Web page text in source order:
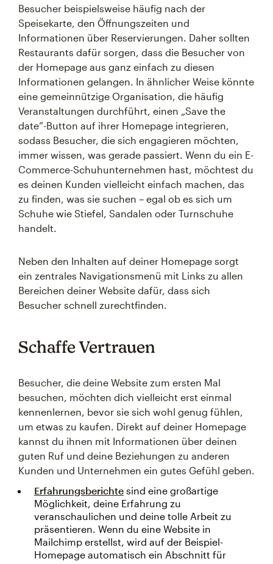
Besucher beispielsweise häufig nach der
Speisekarte, den Öffnungszeiten und
Informationen über Reservierungen. Daher sollten
Restaurants dafür sorgen, dass die Besucher von
der Homepage aus ganz einfach zu diesen
Informationen gelangen. In ähnlicher Weise könnte
eine gemeinnützige Organisation, die häufig
Veranstaltungen durchführt, einen „Save the
date”-Button auf ihrer Homepage integrieren,
sodass Besucher, die sich engagieren möchten,
immer wissen, was gerade passiert. Wenn du ein E-
Commerce-Schuhunternehmen hast, möchtest du
es deinen Kunden vielleicht einfach machen, das
zu finden, was sie suchen – egal ob es sich um
Schuhe wie Stiefel, Sandalen oder Turnschuhe
handelt.
Neben den Inhalten auf deiner Homepage sorgt
ein zentrales Navigationsmenü mit Links zu allen
Bereichen deiner Website dafür, dass sich
Besucher schnell zurechtfinden.
Schaffe Vertrauen
Besucher, die deine Website zum ersten Mal
besuchen, möchten dich vielleicht erst einmal
kennenlernen, bevor sie sich wohl genug fühlen,
um etwas zu kaufen. Direkt auf deiner Homepage
kannst du ihnen mit Informationen über deinen
guten Ruf und deine Beziehungen zu anderen
Kunden und Unternehmen ein gutes Gefühl geben.
Erfahrungsberichte sind eine großartige
Möglichkeit, deine Erfahrung zu
veranschaulichen und deine tolle Arbeit zu
präsentieren. Wenn du eine Website in
Mailchimp erstellst, wird auf der Beispiel-
Homepage automatisch ein Abschnitt für